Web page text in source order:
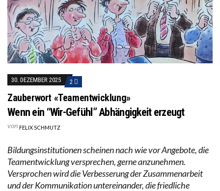
30. DEZEMBER 2025 2
Zauberwort «Teamentwicklung»
Wenn ein “Wir-Gefühl” Abhängigkeit erzeugt
von FELIX SCHMUTZ
Bildungsinstitutionen scheinen nach wie vor Angebote, die
Teamentwicklung versprechen, gerne anzunehmen.
Versprochen wird die Verbesserung der Zusammenarbeit
und der Kommunikation untereinander, die friedliche